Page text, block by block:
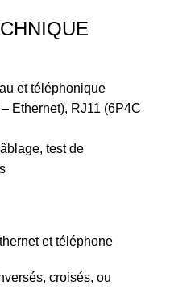
et téléphonique
Ethernet), RJ11 (6P4C
test de
et téléphone
croisés, ou